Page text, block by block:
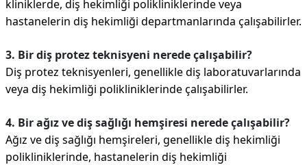
kliniklerde, diş hekimliği polikliniklerinde veya
hastanelerin diş hekimliği departmanlarında çalışabilirler.
3. Bir diş protez teknisyeni nerede çalışabilir?
Diş protez teknisyenleri, genellikle diş laboratuvarlarında
veya diş hekimliği polikliniklerinde çalışabilirler.
4. Bir ağız ve diş sağlığı hemşiresi nerede çalışabilir?
Ağız ve diş sağlığı hemşireleri, genellikle diş hekimliği
polikliniklerinde, hastanelerin diş hekimliği